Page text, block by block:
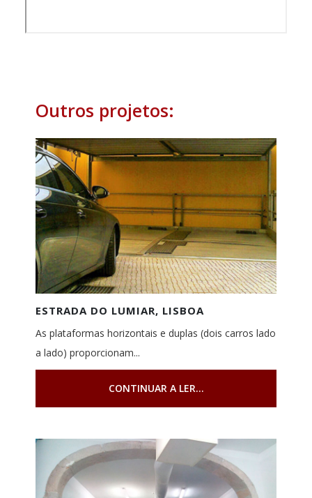
Outros projetos:
ESTRADA DO LUMIAR, LISBOA
As plataformas horizontais e duplas (dois carros lado
a lado) proporcionam...
CONTINUAR A LER...